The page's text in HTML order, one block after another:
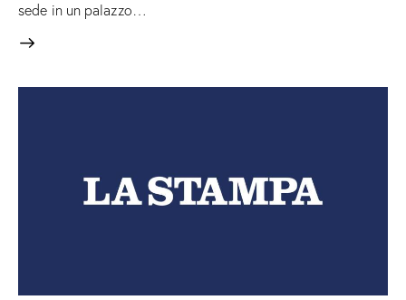
sede in un palazzo…